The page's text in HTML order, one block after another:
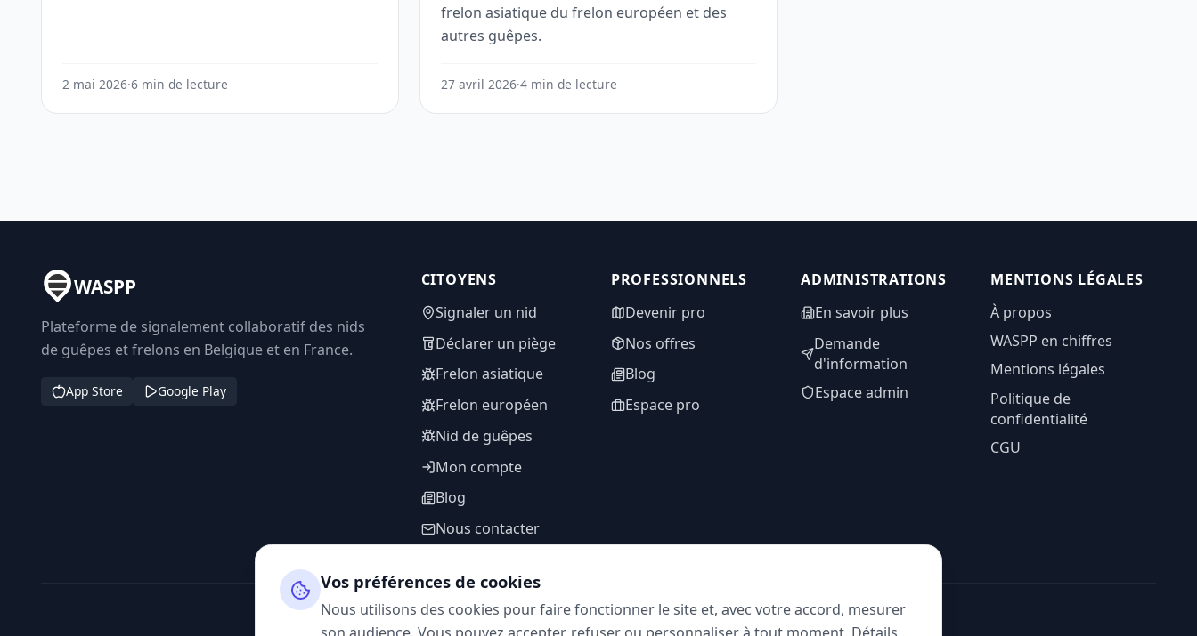
2 mai 2026·6 min de lecture
frelon asiatique du frelon européen et des
autres guêpes.
27 avril 2026·4 min de lecture
WASPP
Plateforme de signalement collaboratif des nids
de guêpes et frelons en Belgique et en France.
App Store Google Play
CITOYENS
Signaler un nid
Déclarer un piège
Frelon asiatique
Frelon européen
Nid de guêpes
Mon compte
Blog
Nous contacter
PROFESSIONNELS
Devenir pro
Nos offres
Blog
Espace pro
ADMINISTRATIONS
En savoir plus
Demande
d'information
Espace admin
MENTIONS LÉGALES
À propos
WASPP en chiffres
Mentions légales
Politique de
confidentialité
CGU
SUIVEZ-NOUS
Vos préférences de cookies
Nous utilisons des cookies pour faire fonctionner le site et, avec votre accord, mesurer